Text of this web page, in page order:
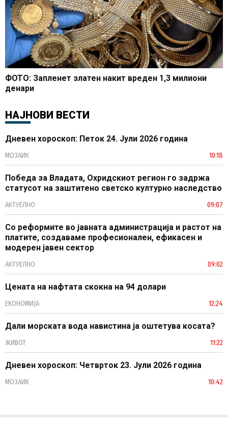
ФОТО: Запленет златен накит вреден 1,3 милиони
денари
НАЈНОВИ ВЕСТИ
Дневен хороскоп: Петок 24. Јули 2026 година
МОЗАИК 10:18
Победа за Владата, Охридскиот регион го задржа
статусот на заштитено светско културно наследство
АКТУЕЛНО 09:07
Со реформите во јавната администрација и растот на
платите, создаваме професионален, ефикасен и
модерен јавен сектор
АКТУЕЛНО 09:02
Цената на нафтата скокна на 94 долари
ЕКОНОМИЈА 12:24
Дали морската вода навистина ја оштетува косата?
ЖИВОТ 11:22
Дневен хороскоп: Четврток 23. Јули 2026 година
МОЗАИК 10:42